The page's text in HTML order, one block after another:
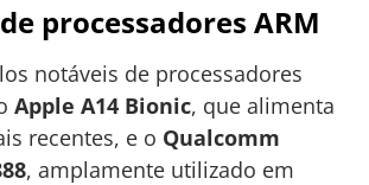
processadores ARM
notáveis de processadores
Apple A14 Bionic, que alimenta
recentes, e o Qualcomm
, amplamente utilizado em